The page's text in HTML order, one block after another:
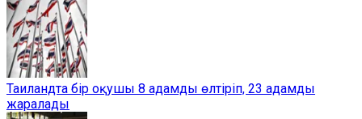
Таиландта бір оқушы 8 адамды өлтіріп, 23 адамды
жаралады